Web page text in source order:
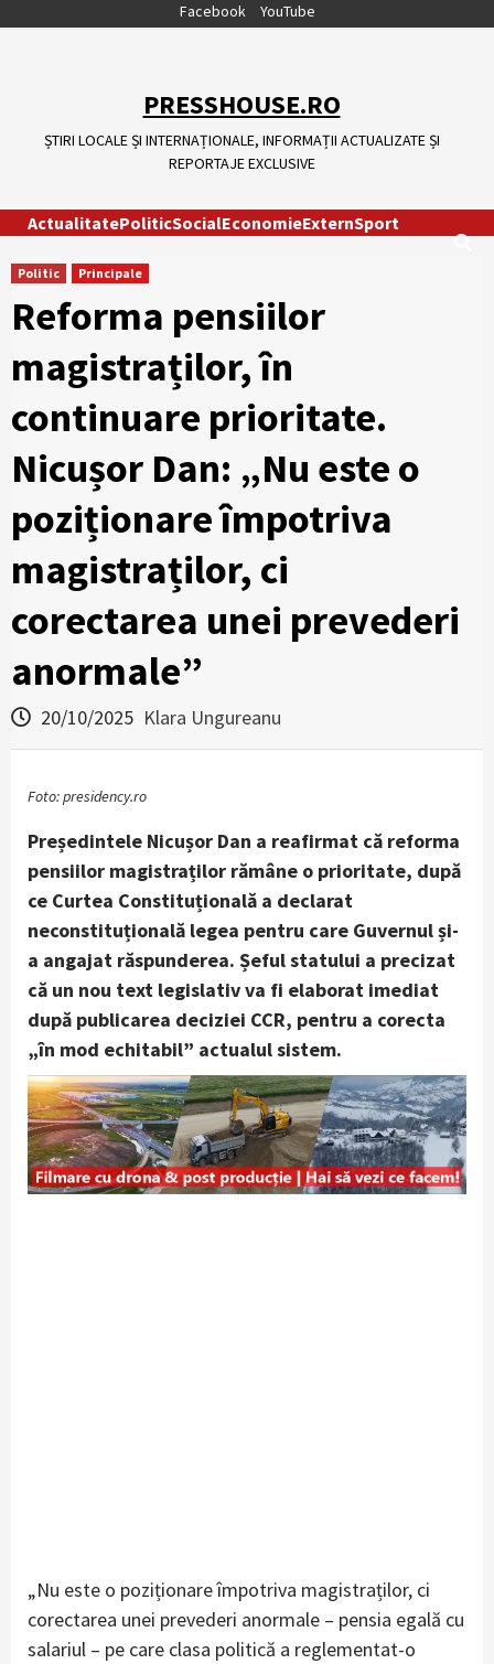
Facebook YouTube
PRESSHOUSE.RO
ȘTIRI LOCALE ȘI INTERNAȚIONALE, INFORMAȚII ACTUALIZATE ȘI
REPORTAJE EXCLUSIVE
ActualitatePoliticSocialEconomieExternSport
Politic Principale
Reforma pensiilor
magistraților, în
continuare prioritate.
Nicușor Dan: „Nu este o
poziționare împotriva
magistraților, ci
corectarea unei prevederi
anormale”
20/10/2025 Klara Ungureanu
Foto: presidency.ro
Președintele Nicușor Dan a reafirmat că reforma
pensiilor magistraților rămâne o prioritate, după
ce Curtea Constituțională a declarat
neconstituțională legea pentru care Guvernul și-
a angajat răspunderea. Șeful statului a precizat
că un nou text legislativ va fi elaborat imediat
după publicarea deciziei CCR, pentru a corecta
„în mod echitabil” actualul sistem.
„Nu este o poziționare împotriva magistraților, ci
corectarea unei prevederi anormale – pensia egală cu
salariul – pe care clasa politică a reglementat-o